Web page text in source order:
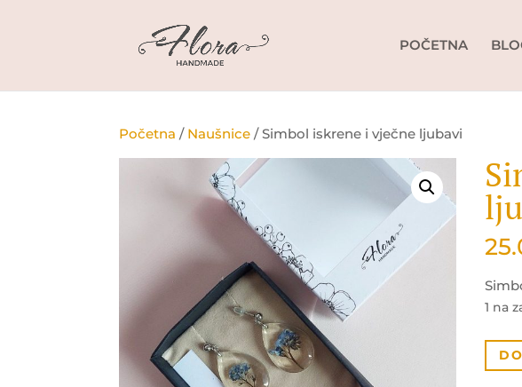
POČETNA
Početna / Naušnice / Simbol iskrene i vječne ljubavi
1 na